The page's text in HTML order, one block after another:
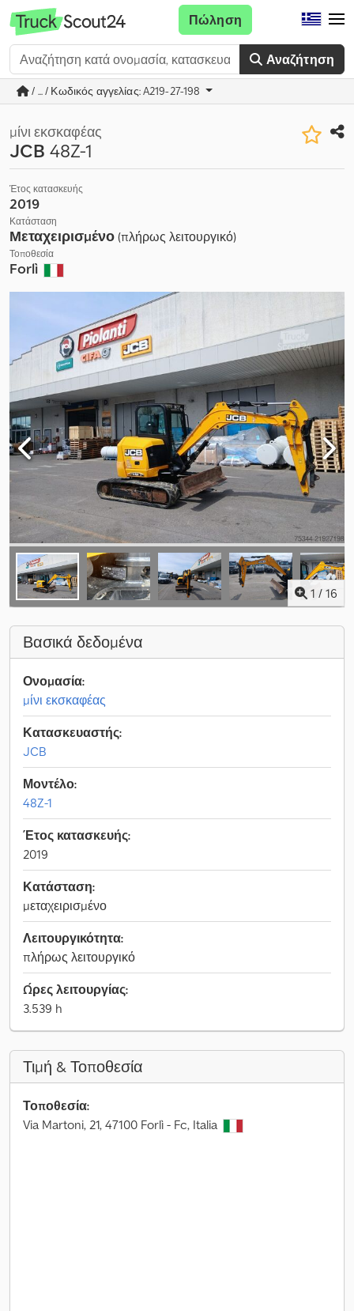
Αναζήτηση
Πώληση
/ ... / Κωδικός αγγελίας: A219-27-198
μίνι εκσκαφέας
JCB 48Z-1
Έτος κατασκευής
2019
Κατάσταση
Μεταχειρισμένο (πλήρως λειτουργικό)
Τοποθεσία
Forlì
1 / 16
Βασικά δεδομένα
Ονομασία:
μίνι εκσκαφέας
Κατασκευαστής:
JCB
Μοντέλο:
48Z-1
Έτος κατασκευής:
2019
Κατάσταση:
μεταχειρισμένο
Λειτουργικότητα:
πλήρως λειτουργικό
Ώρες λειτουργίας:
3.539 h
Τιμή & Τοποθεσία
Τοποθεσία:
Via Martoni, 21, 47100 Forlì - Fc, Italia